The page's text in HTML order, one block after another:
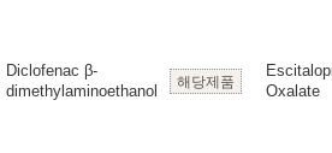
Diclofenac β-
dimethylaminoethanol
해당제품
Oxalate